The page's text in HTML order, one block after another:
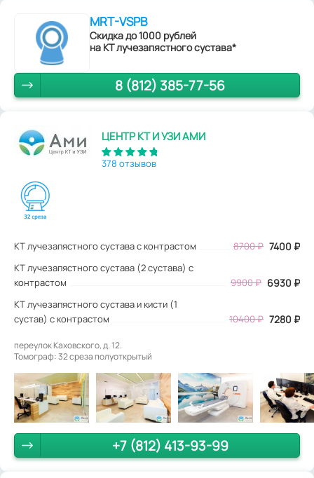
MRT-VSPB
Скидка до 1000 рублей
на КТ лучезапястного сустава*
8 (812) 385-77-56
ЦЕНТР КТ И УЗИ АМИ
378 отзывов
КТ лучезапястного сустава с контрастом 8700₽ 7400 ₽
КТ лучезапястного сустава (2 сустава) с
контрастом
9900 ₽ 6930 ₽
КТ лучезапястного сустава и кисти (1
сустав) с контрастом
10400 ₽ 7280 ₽
переулок Каховского, д. 12.
Томограф: 32 среза полуоткрытый
+7 (812) 413-93-99